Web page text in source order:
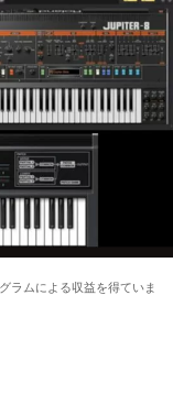
ラムによる収益を得ていま